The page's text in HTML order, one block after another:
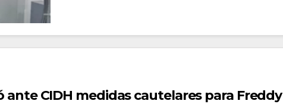
ante CIDH medidas cautelares para Freddy